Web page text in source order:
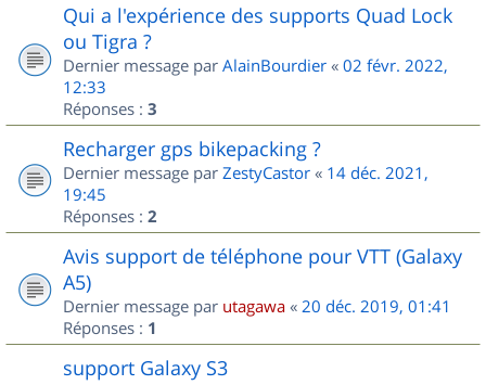
Qui a l'expérience des supports Quad Lock
ou Tigra ?
Dernier message par AlainBourdier « 02 févr. 2022,
12:33
Réponses : 3
Recharger gps bikepacking ?
Dernier message par ZestyCastor « 14 déc. 2021,
19:45
Réponses : 2
Avis support de téléphone pour VTT (Galaxy
A5)
Dernier message par utagawa « 20 déc. 2019, 01:41
Réponses : 1
support Galaxy S3